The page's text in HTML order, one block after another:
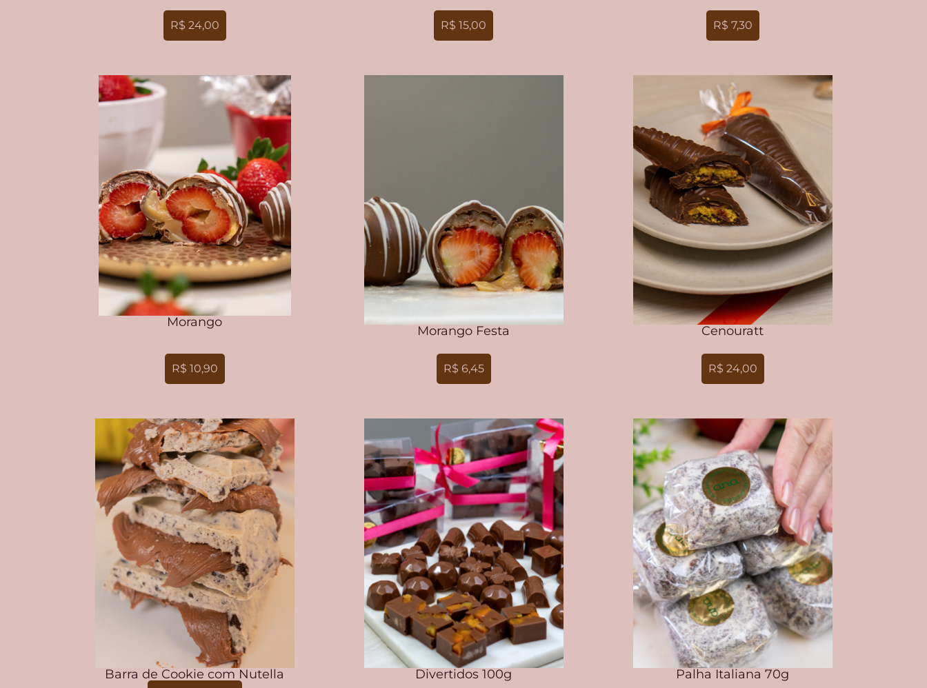
R$ 24,00 R$ 15,00 R$ 7,30
Morango
R$ 10,90
Morango Festa
R$ 6,45
Cenouratt
R$ 24,00
Barra de Cookie com Nutella Divertidos 100g Palha Italiana 70g